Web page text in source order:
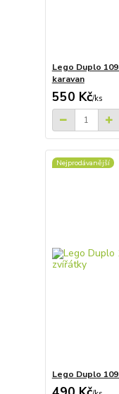
Lego Duplo
karavan
550 Kč/ks
Nejprodávanější
Lego Duplo